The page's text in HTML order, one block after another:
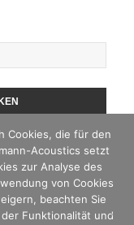
Cookies, die für den
Acoustics setzt
zur Analyse des
von Cookies
beachten Sie
Funktionalität und